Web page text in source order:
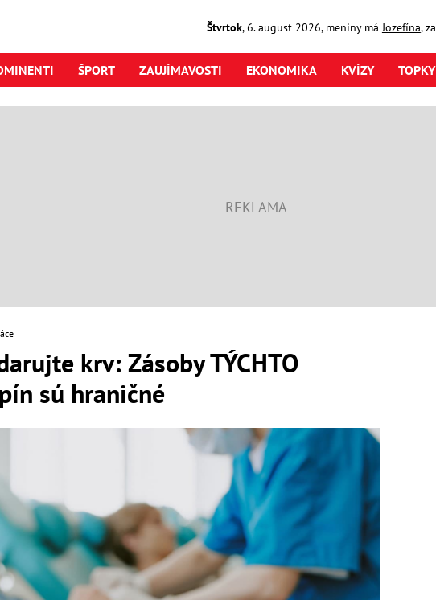
Štvrtok,6. august2026, meniny má Jozefína,
ŠPORT ZAUJÍMAVOSTI EKONOMIKA KVÍZY
krv: Zásoby TÝCHTO
sú hraničné